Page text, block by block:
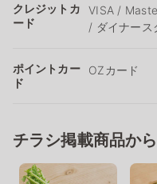
クレジットカ
ード
VISA /
/ ダイナー
ポイントカー
ド
OZカード
チラシ掲載商品か